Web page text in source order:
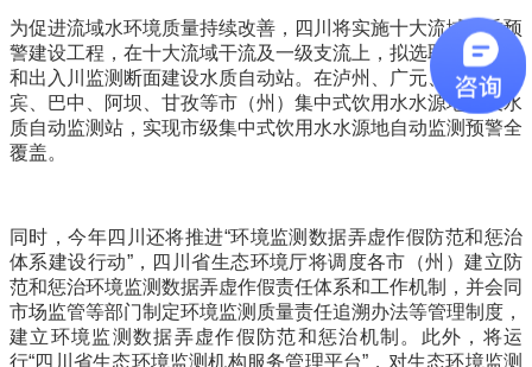
为促进流域水环境质量持续改善，四川将实施十大流域水质预
警建设工程，在十大流域干流及一级支流上，拟选取县域跨界
和出入川监测断面建设水质自动站。在泸州、广元、内江、宜
宾、巴中、阿坝、甘孜等市（州）集中式饮用水水源地建设水
质自动监测站，实现市级集中式饮用水水源地自动监测预警全
覆盖。
同时，今年四川还将推进“环境监测数据弄虚作假防范和惩治
体系建设行动”，四川省生态环境厅将调度各市（州）建立防
范和惩治环境监测数据弄虚作假责任体系和工作机制，并会同
市场监管等部门制定环境监测质量责任追溯办法等管理制度，
建立环境监测数据弄虚作假防范和惩治机制。此外，将运
行“四川省生态环境监测机构服务管理平台”，对生态环境监测